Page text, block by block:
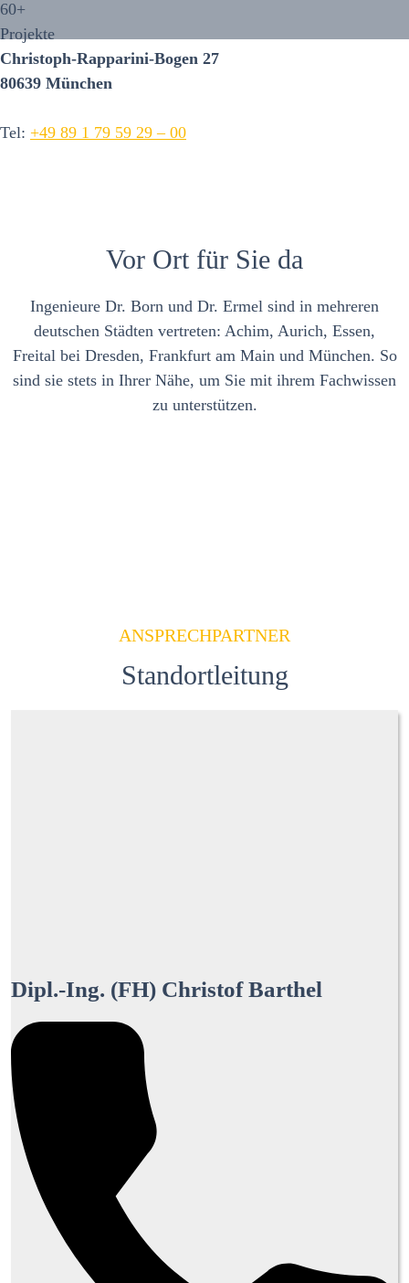
60+
Projekte
Christoph-Rapparini-Bogen 27
80639 München
Tel: +49 89 1 79 59 29 – 00
Vor Ort für Sie da
Ingenieure Dr. Born und Dr. Ermel sind in mehreren
deutschen Städten vertreten: Achim, Aurich, Essen,
Freital bei Dresden, Frankfurt am Main und München. So
sind sie stets in Ihrer Nähe, um Sie mit ihrem Fachwissen
zu unterstützen.
ANSPRECHPARTNER
Standortleitung
Dipl.-Ing. (FH) Christof Barthel